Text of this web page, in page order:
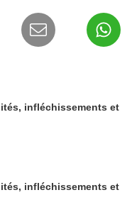
infléchissements et
infléchissements et